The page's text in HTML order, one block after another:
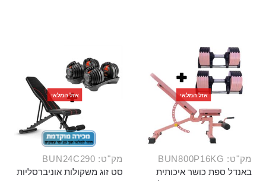
אזל המלאי
מק"ט: BUN800P16KG
באנדל ספת כושר איכותית
אזל המלאי
מק"ט: BUN24C290
סט זוג משקולות אוניברסליות